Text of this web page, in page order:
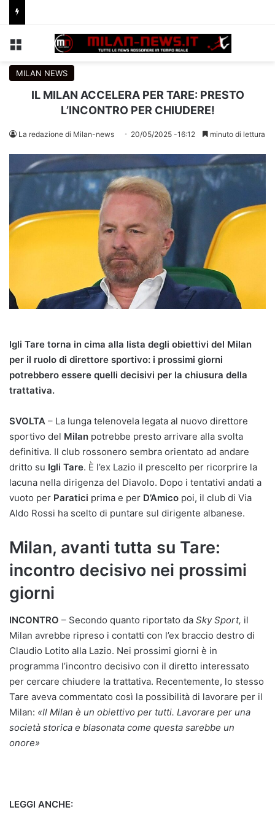
MILAN NEWS
IL MILAN ACCELERA PER TARE: PRESTO
L’INCONTRO PER CHIUDERE!
La redazione di Milan-news 20/05/2025 -16:12 minuto di lettura
Igli Tare torna in cima alla lista degli obiettivi del Milan
per il ruolo di direttore sportivo: i prossimi giorni
potrebbero essere quelli decisivi per la chiusura della
trattativa.
SVOLTA – La lunga telenovela legata al nuovo direttore
sportivo del Milan potrebbe presto arrivare alla svolta
definitiva. Il club rossonero sembra orientato ad andare
dritto su Igli Tare. È l’ex Lazio il prescelto per ricorprire la
lacuna nella dirigenza del Diavolo. Dopo i tentativi andati a
vuoto per Paratici prima e per D’Amico poi, il club di Via
Aldo Rossi ha scelto di puntare sul dirigente albanese.
Milan, avanti tutta su Tare:
incontro decisivo nei prossimi
giorni
INCONTRO – Secondo quanto riportato da Sky Sport, il
Milan avrebbe ripreso i contatti con l’ex braccio destro di
Claudio Lotito alla Lazio. Nei prossimi giorni è in
programma l’incontro decisivo con il diretto interessato
per cercare chiudere la trattativa. Recentemente, lo stesso
Tare aveva commentato così la possibilità di lavorare per il
Milan: «Il Milan è un obiettivo per tutti. Lavorare per una
società storica e blasonata come questa sarebbe un
onore»
LEGGI ANCHE: